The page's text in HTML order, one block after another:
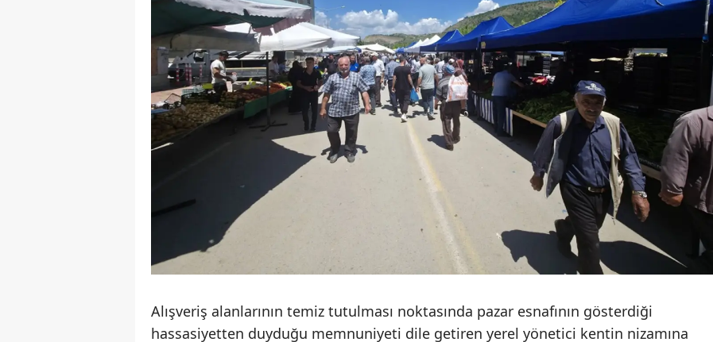
Sakarya
Samsun
Siirt
Sinop
Sivas
Tekirdağ
Tokat
Alışveriş alanlarının temiz tutulması noktasında pazar esnafının gösterdiği
hassasiyetten duyduğu memnuniyeti dile getiren yerel yönetici kentin nizamına